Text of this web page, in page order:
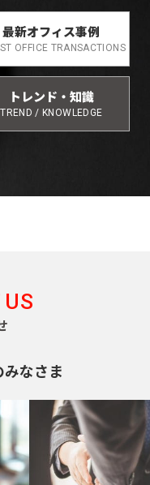
最新オフィス事例
OFFICE TRANSACTIONS
トレンド・知識
TREND / KNOWLEDGE
US
なさま